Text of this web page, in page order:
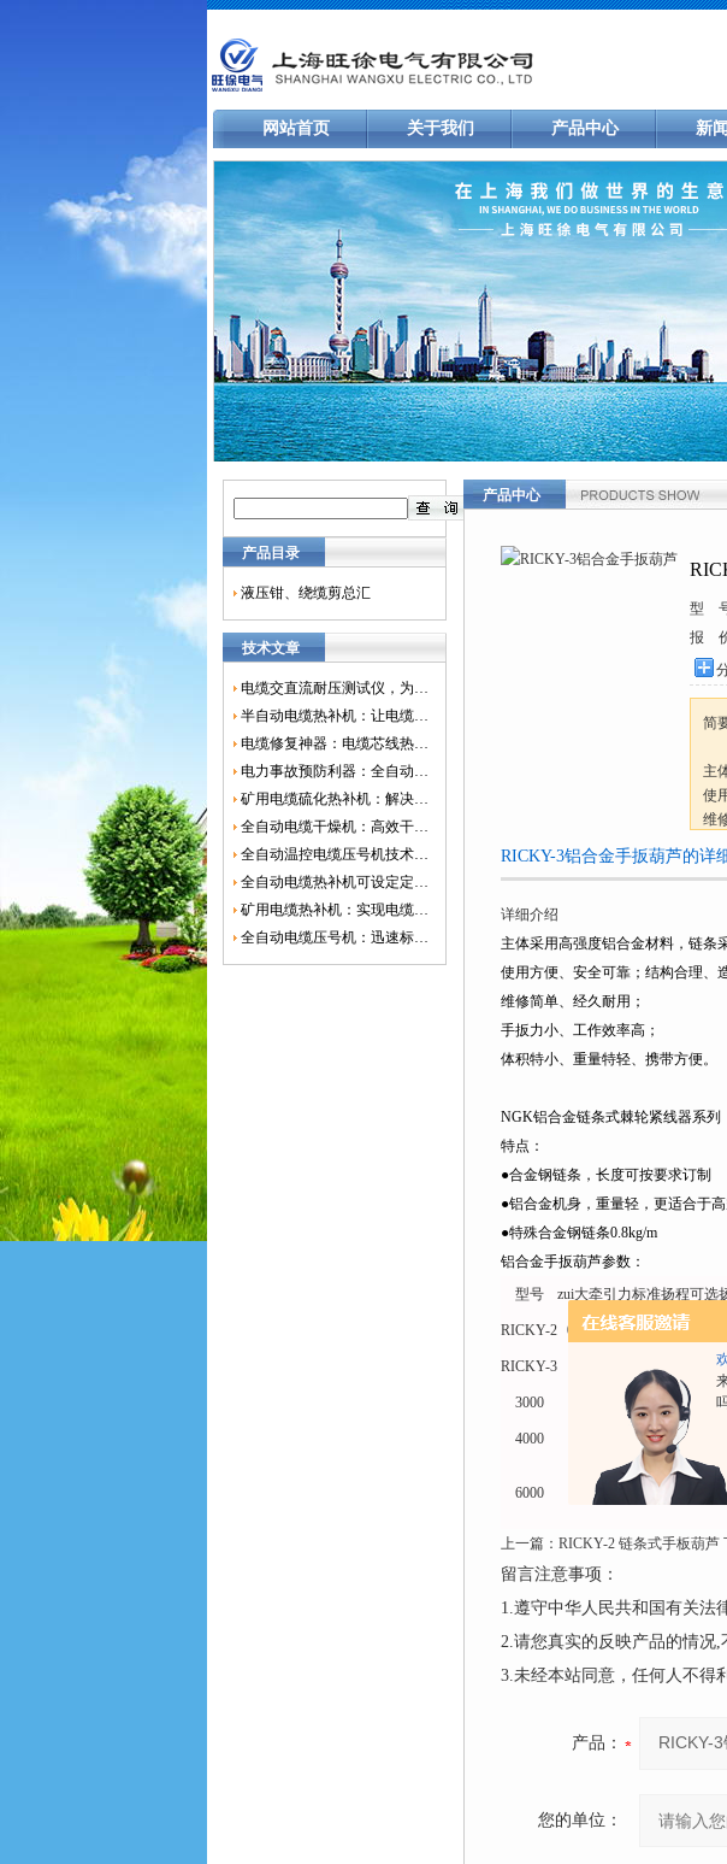
网站首页 关于我们 产品中心 新
产品目录
液压钳、绕缆剪总汇
技术文章
电缆交直流耐压测试仪，为电网安全保驾护航
半自动电缆热补机：让电缆修复更简单、更高效！
电缆修复神器：电缆芯线热补机如何保障电网安全？
电力事故预防利器：全自动控温电缆热补机
矿用电缆硫化热补机：解决矿山电缆故障的新选择
全自动电缆干燥机：高效干燥，电缆质量
全自动温控电缆压号机技术革新：数字化标识的新趋势
全自动电缆热补机可设定定时功能，实现自动化热补
矿用电缆热补机：实现电缆故障修复的高效装置
全自动电缆压号机：迅速标识电缆的利器
产品中心
型
报
简
主
使
维
手
体
特
●
型号
标
RICKY-3铝合金手扳葫芦的详
详细介绍
主体采用高强度铝合金材料，链条
使用方便、安全可靠；结构合理、
维修简单、经久耐用；
手扳力小、工作效率高；
体积特小、重量特轻、携带方便。
NGK铝合金链条式棘轮紧线器系列
特点：
●合金钢链条，长度可按要求订制
●铝合金机身，重量轻，更适合于
●特殊合金钢链条0.8kg/m
铝合金手扳葫芦参数：
型号
zui大牵引力标准扬程可选
RICKY-2 0.75TON 1.5m
RICKY-3 1.5m
3000 1.5m
4000 1.5m
6000 6TON 1.5m
上一篇： RICKY-2 链条式手板葫芦
留言注意事项：
1.遵守中华人民共和国有关法
2.请您真实的反映产品的情况,
3.未经本站同意，任何人不得
产品：
您的单位：